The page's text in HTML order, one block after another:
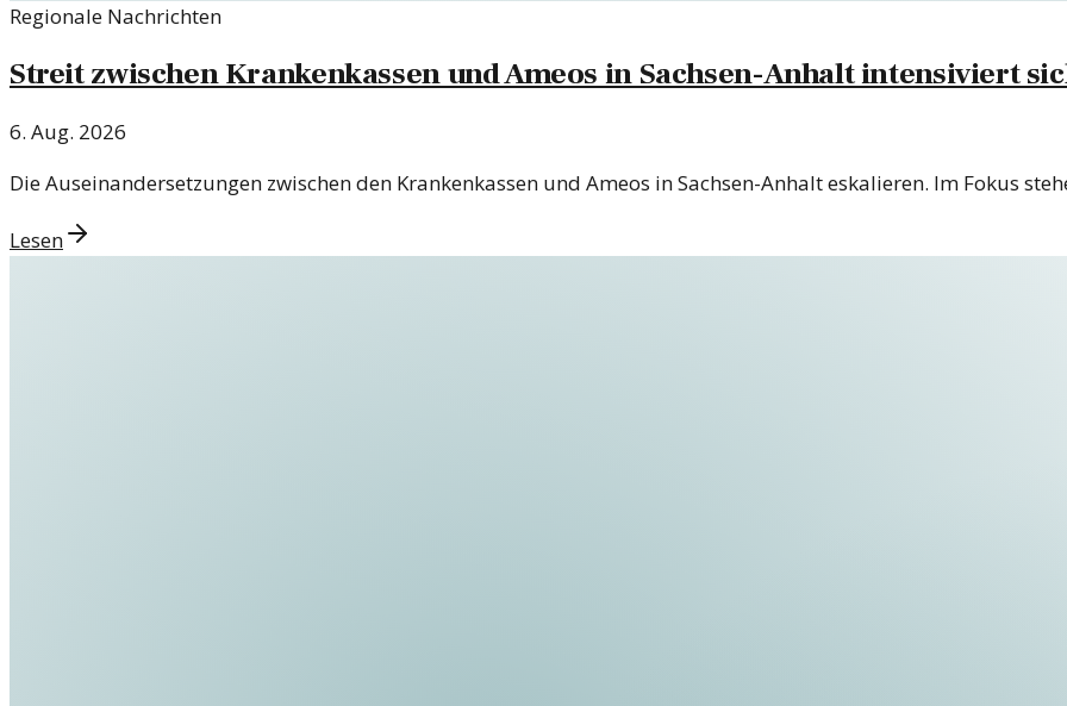
Regionale Nachrichten
Streit zwischen Krankenkassen und Ameos in Sachsen-Anhalt intensiviert
6. Aug. 2026
Die Auseinandersetzungen zwischen den Krankenkassen und Ameos in Sachsen-Anhalt eskalieren. Im Fokus
Lesen